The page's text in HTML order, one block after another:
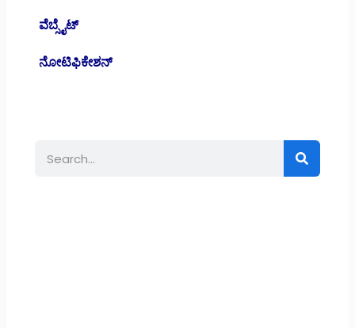
ವೆಬ್ಸೈಟ್
ನೋಟಿಫಿಕೇಶನ್
Search